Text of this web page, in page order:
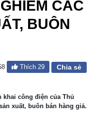
CÁC
BUÔN
Thích 29 Chia sẻ
khai công điện của Thủ
xuất, buôn bán hàng giả.